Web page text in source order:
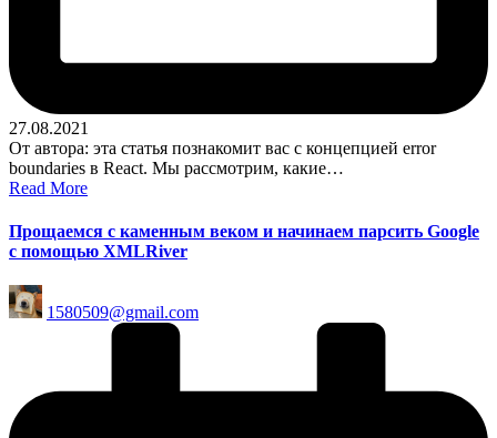
27.08.2021
От автора: эта статья познакомит вас с концепцией error
boundaries в React. Мы рассмотрим, какие…
Read More
Прощаемся с каменным веком и начинаем парсить Google
с помощью XMLRiver
Posted
by
1580509@gmail.com